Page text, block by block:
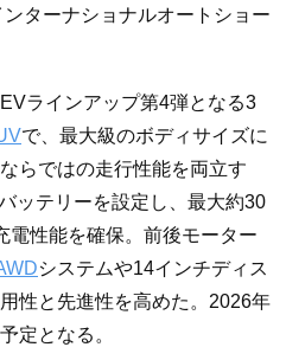
ターナショナルオートショー
ラインアップ第4弾となる3
で、最大級のボディサイズに
らではの走行性能を両立す
ッテリーを設定し、最大約30
電性能を確保。前後モーター
システムや14インチディス
性と先進性を高めた。2026年
定となる。